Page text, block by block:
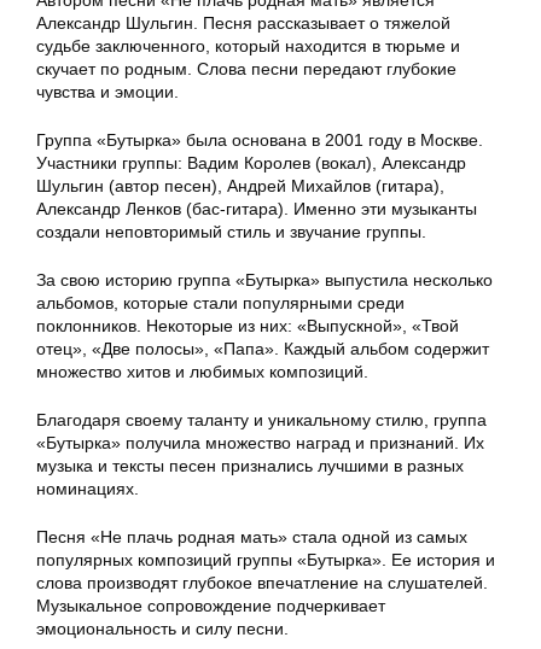
Александр Шульгин. Песня рассказывает о тяжелой
судьбе заключенного, который находится в тюрьме и
скучает по родным. Слова песни передают глубокие
чувства и эмоции.
Группа «Бутырка» была основана в 2001 году в Москве.
Участники группы: Вадим Королев (вокал), Александр
Шульгин (автор песен), Андрей Михайлов (гитара),
Александр Ленков (бас-гитара). Именно эти музыканты
создали неповторимый стиль и звучание группы.
За свою историю группа «Бутырка» выпустила несколько
альбомов, которые стали популярными среди
поклонников. Некоторые из них: «Выпускной», «Твой
отец», «Две полосы», «Папа». Каждый альбом содержит
множество хитов и любимых композиций.
Благодаря своему таланту и уникальному стилю, группа
«Бутырка» получила множество наград и признаний. Их
музыка и тексты песен признались лучшими в разных
номинациях.
Песня «Не плачь родная мать» стала одной из самых
популярных композиций группы «Бутырка». Ее история и
слова производят глубокое впечатление на слушателей.
Музыкальное сопровождение подчеркивает
эмоциональность и силу песни.